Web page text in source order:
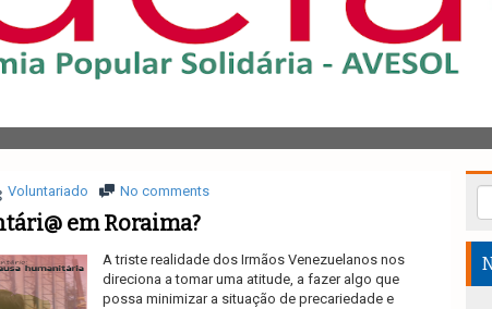
Voluntariado No comments
em Roraima?
A triste realidade dos Irmãos Venezuelanos nos
direciona a tomar uma atitude, a fazer algo que
possa minimizar a situação de precariedade e